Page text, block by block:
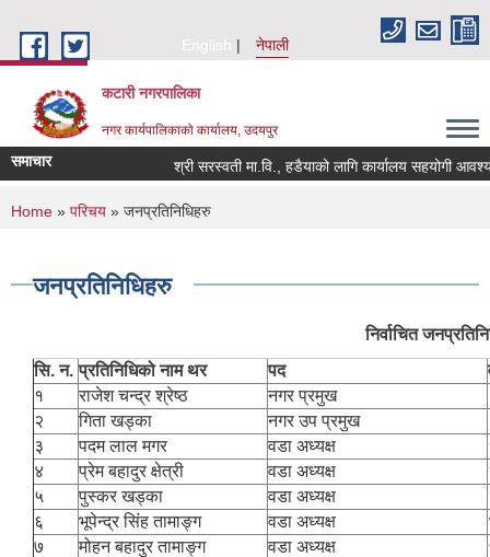
English
नेपाली
कटारी नगरपालिका
नगर कार्यपालिकाको कार्यालय, उदयपुर
समाचार श्री सरस्वती मा.वि., हडैयाको लागि कार्यालय सहयोगी
You are here
Home » परिचय » जनप्रतिनिधिहरु
जनप्रतिनिधिहरु
निर्वाचित
सि. न. प्रतिनिधिको नाम थर पद
१
राजेश चन्द्र श्रेष्ठ
नगर प्रमुख
२
गिता खड्का
नगर उप प्रमुख
३
पदम लाल मगर वडा अध्यक्ष
४
प्रेम बहादुर क्षेत्री वडा अध्यक्ष
५
पुस्कर खड्का वडा अध्यक्ष
६
भूपेन्द्र सिंह तामाङ्ग वडा अध्यक्ष
७
मोहन बहादुर तामाङ्ग वडा अध्यक्ष